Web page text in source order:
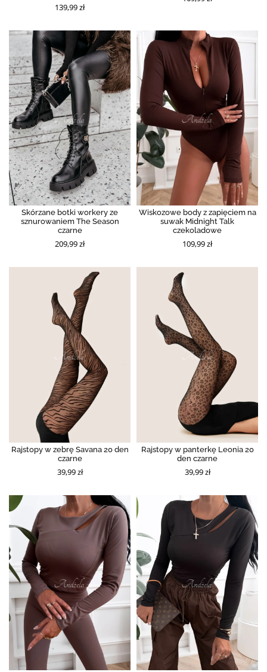
139,99 zł
Skórzane botki workery ze
sznurowaniem The Season
czarne
209,99 zł
Wiskozowe body z zapięciem na
suwak Midnight Talk
czekoladowe
109,99 zł
Rajstopy w zebrę Savana 20 den
czarne
39,99 zł
Rajstopy w panterkę Leonia 20
den czarne
39,99 zł